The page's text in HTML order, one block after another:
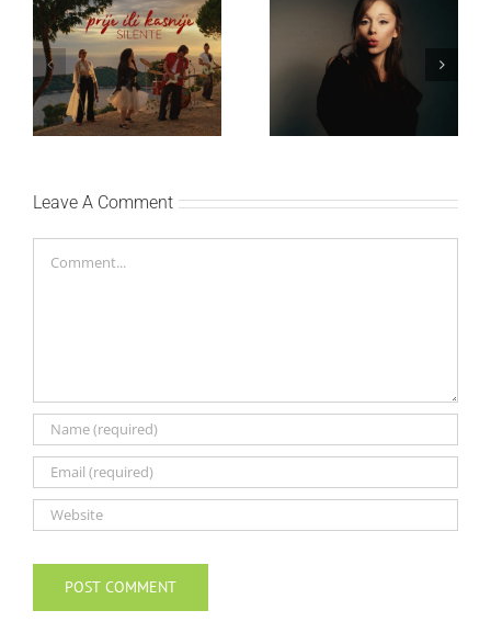
Silente objavio novi
singl “Prije ili kasnije”
Ariana Grande objavila
osmi studijski album
Leave A Comment